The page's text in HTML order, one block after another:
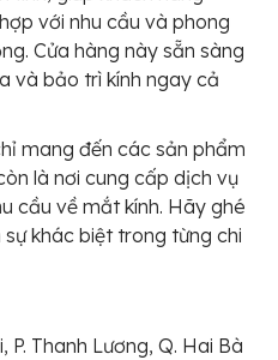
với nhu cầu và phong
Cửa hàng này sẵn sàng
và bảo trì kính ngay cả
mang đến các sản phẩm
là nơi cung cấp dịch vụ
cầu về mắt kính. Hãy ghé
khác biệt trong từng chi
P. Thanh Lương, Q. Hai Bà